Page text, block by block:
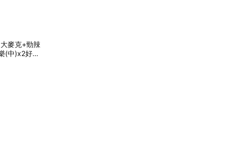
麥克+勁辣
(中)x2好禮